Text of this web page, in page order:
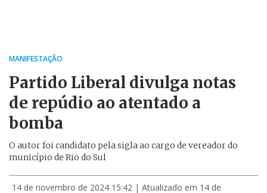
MANIFESTAÇÃO
Partido Liberal divulga notas
de repúdio ao atentado a
bomba
O autor foi candidato pela sigla ao cargo de vereador do
município de Rio do Sul
14 de novembro de 2024 15:42 | Atualizado em 14 de